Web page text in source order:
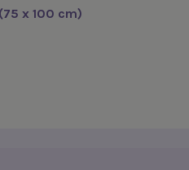
x 100 cm)